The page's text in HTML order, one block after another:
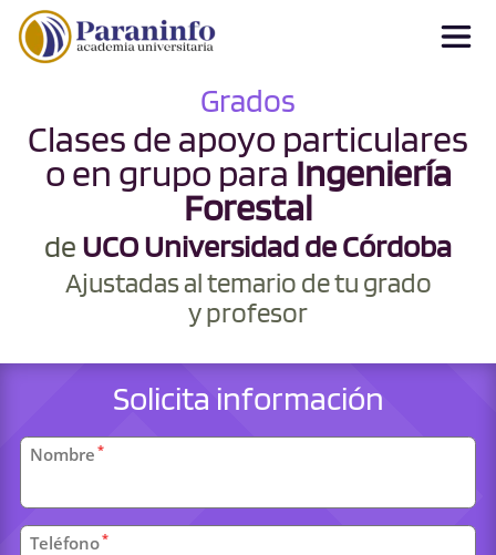
Grados
Clases de apoyo particulares
o en grupo para Ingeniería
Forestal
de UCO Universidad de Córdoba
Ajustadas al temario de tu grado
y profesor
Solicita información
Datos
personales
Nombre *
Teléfono*